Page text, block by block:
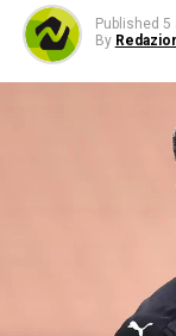
Published 5
By